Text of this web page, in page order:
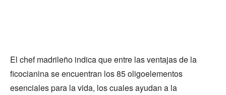
El chef madrileño indica que entre las ventajas de la
ficocianina se encuentran los 85 oligoelementos
esenciales para la vida, los cuales ayudan a la